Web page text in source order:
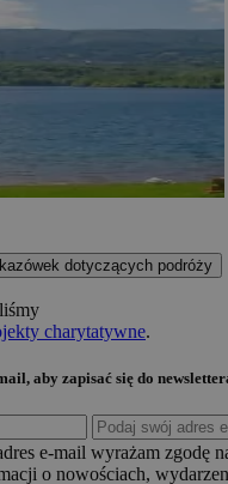
dotyczących podróży
charytatywne.
aby zapisać się do
e-mail wyrażam zgodę
o nowościach,